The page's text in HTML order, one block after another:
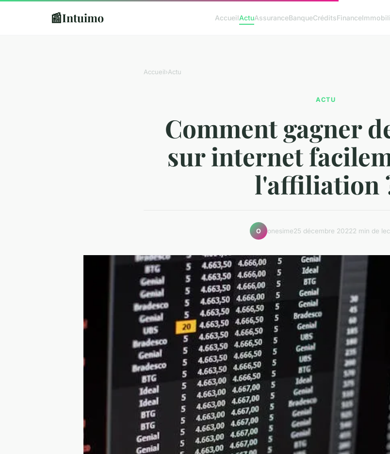
📰Intuimo AccueilActuAssuranceBanqueCréditsFinance
Accueil›Actu
ACTU
Comment gagner
sur internet
l'affiliation
O onesime25 décembre 20222 min de